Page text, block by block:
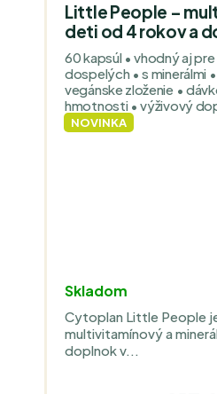
Little People –
deti od 4 rokov a
60 kapsúl • vhodný aj
dospelých • s minerálmi
vegánske zloženie •
hmotnosti • výživový
NOVINKA
Skladom
Cytoplan Little People
multivitamínový a
doplnok v...